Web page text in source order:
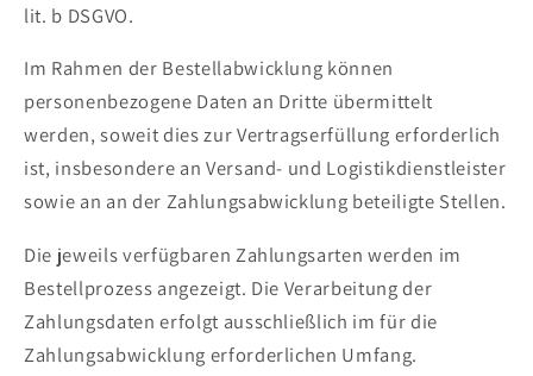
lit. b DSGVO.
Im Rahmen der Bestellabwicklung können
personenbezogene Daten an Dritte übermittelt
werden, soweit dies zur Vertragserfüllung erforderlich
ist, insbesondere an Versand- und Logistikdienstleister
sowie an an der Zahlungsabwicklung beteiligte Stellen.
Die jeweils verfügbaren Zahlungsarten werden im
Bestellprozess angezeigt. Die Verarbeitung der
Zahlungsdaten erfolgt ausschließlich im für die
Zahlungsabwicklung erforderlichen Umfang.